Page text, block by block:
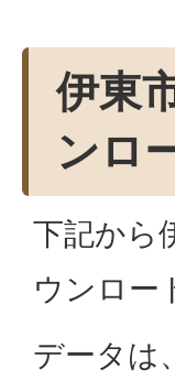
伊東
ンロ
下記から
ウンロー
データは